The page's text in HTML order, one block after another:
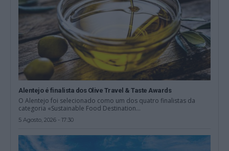
Alentejo é finalista dos Olive Travel & Taste Awards
O Alentejo foi selecionado como um dos quatro finalistas da
categoria «Sustainable Food Destination...
5 Agosto, 2026 - 17:30